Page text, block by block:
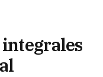
integrales